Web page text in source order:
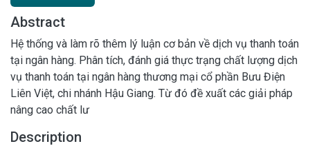
Abstract
Hệ thống và làm rõ thêm lý luận cơ bản về dịch vụ thanh toán
tại ngân hàng. Phân tích, đánh giá thực trạng chất lượng dịch
vụ thanh toán tại ngân hàng thương mại cổ phần Bưu Điện
Liên Việt, chi nhánh Hậu Giang. Từ đó đề xuất các giải pháp
nâng cao chất lư
Description